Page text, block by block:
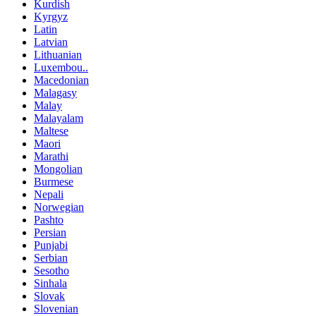
Kurdish
Kyrgyz
Latin
Latvian
Lithuanian
Luxembou..
Macedonian
Malagasy
Malay
Malayalam
Maltese
Maori
Marathi
Mongolian
Burmese
Nepali
Norwegian
Pashto
Persian
Punjabi
Serbian
Sesotho
Sinhala
Slovak
Slovenian